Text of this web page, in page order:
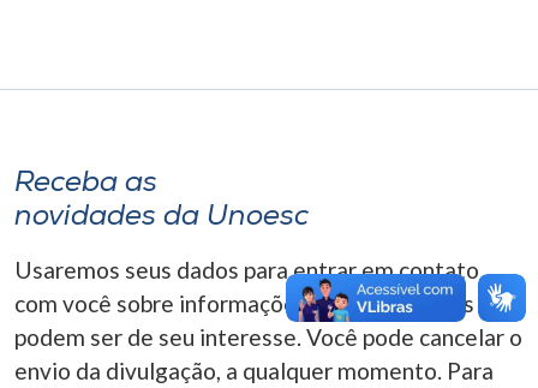
Receba as
novidades da Unoesc
Usaremos seus dados para entrar em contato
com você sobre informações correlacionadas que
podem ser de seu interesse. Você pode cancelar o
envio da divulgação, a qualquer momento. Para